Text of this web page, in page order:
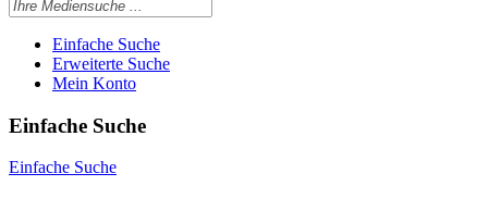
Einfache Suche
Erweiterte Suche
Mein Konto
Einfache Suche
Einfache Suche